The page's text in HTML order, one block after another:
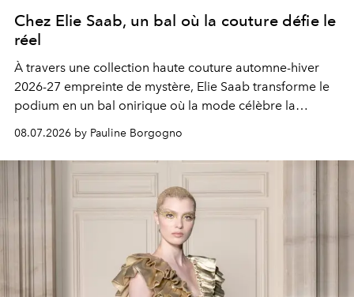
Chez Elie Saab, un bal où la couture défie le
réel
À travers une collection haute couture automne-hiver
2026-27 empreinte de mystère, Elie Saab transforme le
podium en un bal onirique où la mode célèbre la
métamorphose et l'imaginaire.
08.07.2026 by Pauline Borgogno